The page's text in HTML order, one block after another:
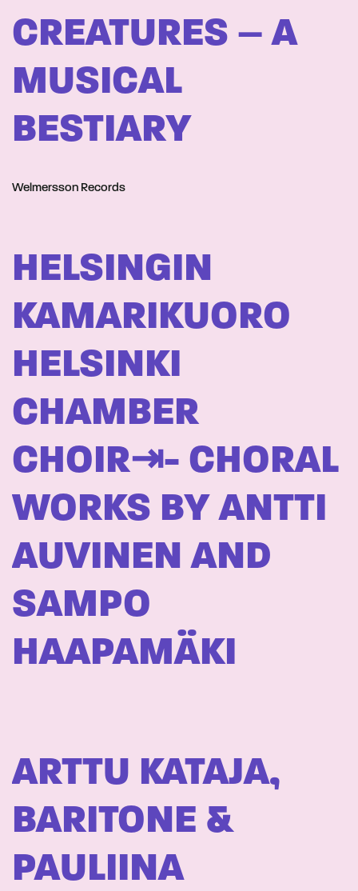
CREATURES – A
MUSICAL
BESTIARY
Welmersson Records
HELSINGIN
KAMARIKUORO 
HELSINKI
CHAMBER
CHOIR⇥- CHORAL
WORKS BY ANTTI
AUVINEN AND
SAMPO
HAAPAMÄKI
ARTTU KATAJA,
BARITONE &
PAULIINA